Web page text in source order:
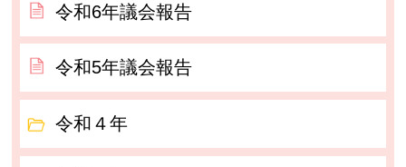
令和6年議会報告
令和5年議会報告
令和４年